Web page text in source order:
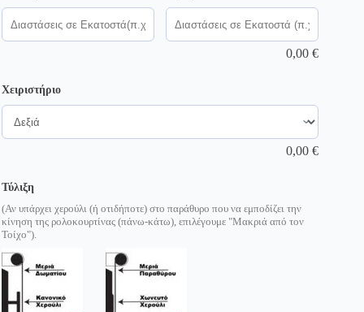
0,00€
Χειριστήριο
0,00€
Τύλιξη
(Αν υπάρχει χερούλι (ή οτιδήποτε) στο παράθυρο που να εμποδίζει την
κίνηση της ρολοκουρτίνας (πάνω-κάτω), επιλέγουμε "Μακριά από τον
Τοίχο").